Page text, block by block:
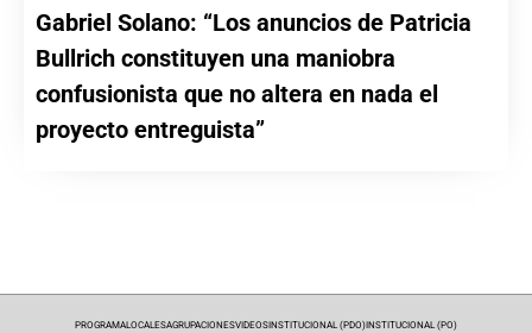
Gabriel Solano: “Los anuncios de Patricia
Bullrich constituyen una maniobra
confusionista que no altera en nada el
proyecto entreguista”
PROGRAMALOCALESAGRUPACIONESVIDEOSINSTITUCIONAL (PDO)INSTITUCIONAL (PO)